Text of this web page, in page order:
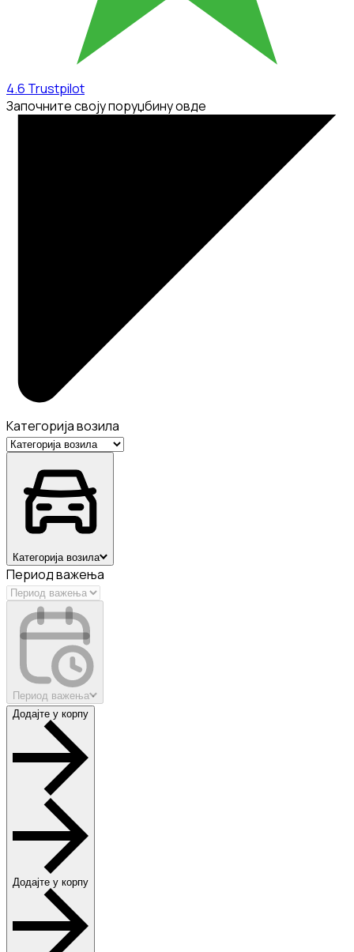
4.6 Trustpilot
Започните своју поруџбину овде
Категорија возила
Категорија возила
Период важења
Период важења
Додајте у корпу
Додајте у корпу